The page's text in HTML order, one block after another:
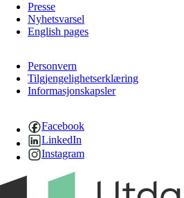
Presse
Nyhetsvarsel
English pages
Personvern
Tilgjengelighetserklæring
Informasjonskapsler
Facebook
LinkedIn
Instagram